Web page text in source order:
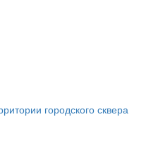
городского сквера